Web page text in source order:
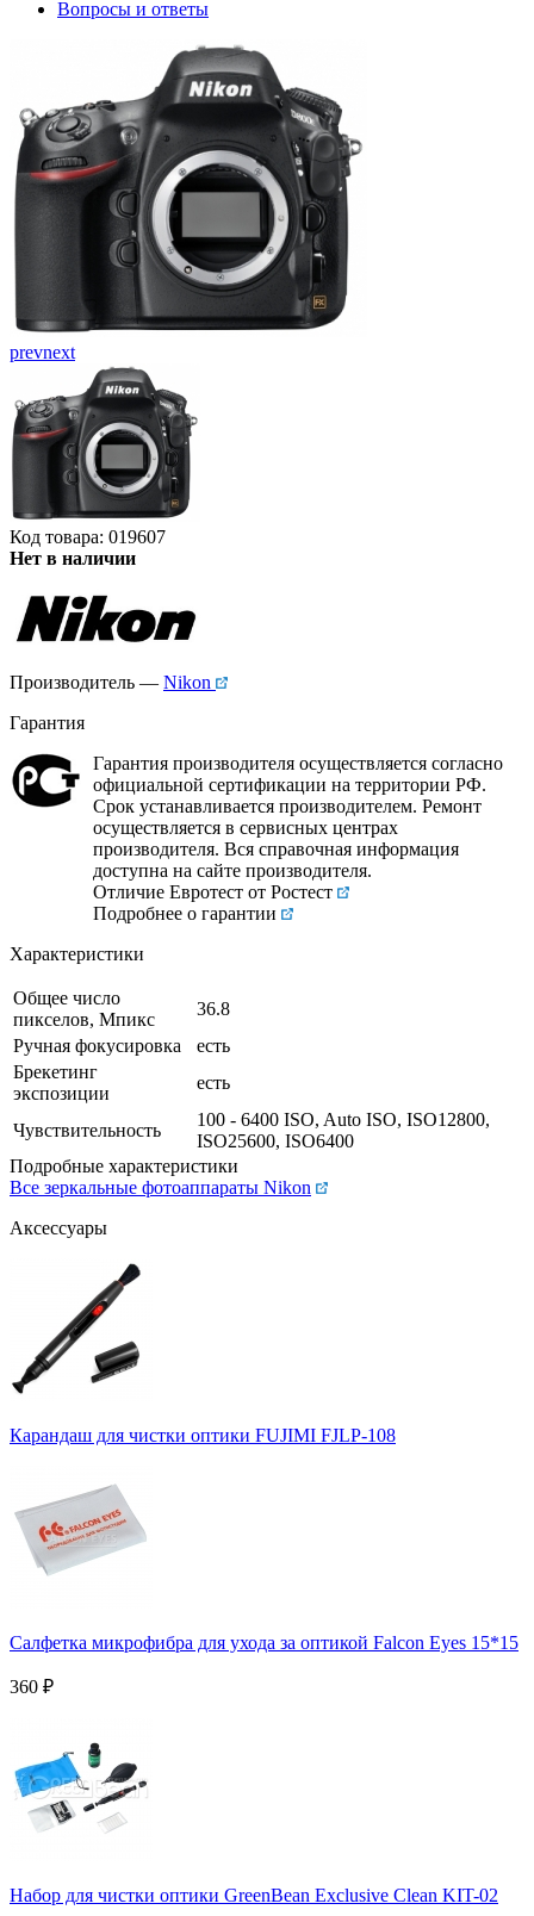
Вопросы и ответы
prevnext
Код товара: 019607
Нет в наличии
Производитель — Nikon
Гарантия
Гарантия производителя осуществляется согласно
официальной сертификации на территории РФ.
Срок устанавливается производителем. Ремонт
осуществляется в сервисных центрах
производителя. Вся справочная информация
доступна на сайте производителя.
Отличие Евротест от Ростест
Подробнее о гарантии
Характеристики
Общее число
пикселов, Мпикс
36.8
Ручная фокусировка
есть
Брекетинг
экспозиции
есть
Чувствительность
100 - 6400 ISO, Auto ISO, ISO12800,
ISO25600, ISO6400
Подробные характеристики
Все зеркальные фотоаппараты Nikon
Аксессуары
Карандаш для чистки оптики FUJIMI FJLP-108
Салфетка микрофибра для ухода за оптикой Falcon Eyes 15*15
360 ₽
Набор для чистки оптики GreenBean Exclusive Clean KIT-02